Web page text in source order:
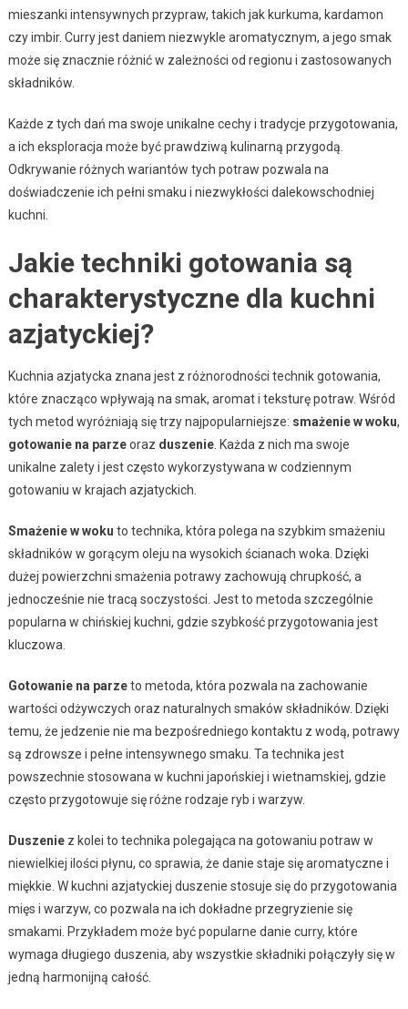
mieszanki intensywnych przypraw, takich jak kurkuma, kardamon
czy imbir. Curry jest daniem niezwykle aromatycznym, a jego smak
może się znacznie różnić w zależności od regionu i zastosowanych
składników.
Każde z tych dań ma swoje unikalne cechy i tradycje przygotowania,
a ich eksploracja może być prawdziwą kulinarną przygodą.
Odkrywanie różnych wariantów tych potraw pozwala na
doświadczenie ich pełni smaku i niezwykłości dalekowschodniej
kuchni.
Jakie techniki gotowania są
charakterystyczne dla kuchni
azjatyckiej?
Kuchnia azjatycka znana jest z różnorodności technik gotowania,
które znacząco wpływają na smak, aromat i teksturę potraw. Wśród
tych metod wyróżniają się trzy najpopularniejsze: smażenie w woku,
gotowanie na parzeoraz duszenie. Każda z nich ma swoje
unikalne zalety i jest często wykorzystywana w codziennym
gotowaniu w krajach azjatyckich.
Smażenie w woku to technika, która polega na szybkim smażeniu
składników w gorącym oleju na wysokich ścianach woka. Dzięki
dużej powierzchni smażenia potrawy zachowują chrupkość, a
jednocześnie nie tracą soczystości. Jest to metoda szczególnie
popularna w chińskiej kuchni, gdzie szybkość przygotowania jest
kluczowa.
Gotowanie na parzeto metoda, która pozwala na zachowanie
wartości odżywczych oraz naturalnych smaków składników. Dzięki
temu, że jedzenie nie ma bezpośredniego kontaktu z wodą, potrawy
są zdrowsze i pełne intensywnego smaku. Ta technika jest
powszechnie stosowana w kuchni japońskiej i wietnamskiej, gdzie
często przygotowuje się różne rodzaje ryb i warzyw.
Duszeniez kolei to technika polegająca na gotowaniu potraw w
niewielkiej ilości płynu, co sprawia, że danie staje się aromatyczne i
miękkie. W kuchni azjatyckiej duszenie stosuje się do przygotowania
mięs i warzyw, co pozwala na ich dokładne przegryzienie się
smakami. Przykładem może być popularne danie curry, które
wymaga długiego duszenia, aby wszystkie składniki połączyły się w
jedną harmonijną całość.